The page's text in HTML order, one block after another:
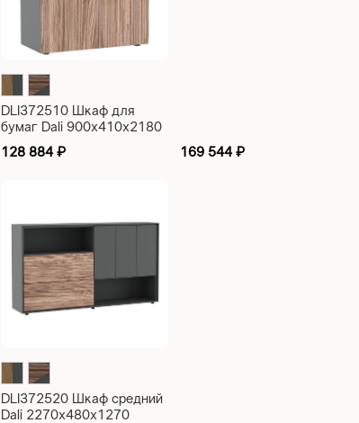
DLI372510 Шкаф для
бумаг Dali 900x410x2180
128 884 ₽ 169 544₽
DLI372520 Шкаф средний
Dali 2270x480x1270